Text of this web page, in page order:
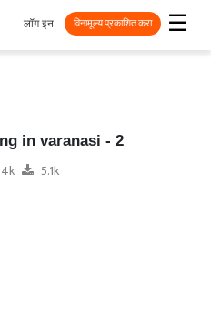
☰
लॉग इन विनामूल्य प्रकाशित करा
in varanasi - 2
5.1k